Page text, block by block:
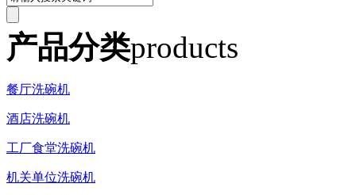
产品分类products
餐厅洗碗机
酒店洗碗机
工厂食堂洗碗机
机关单位洗碗机